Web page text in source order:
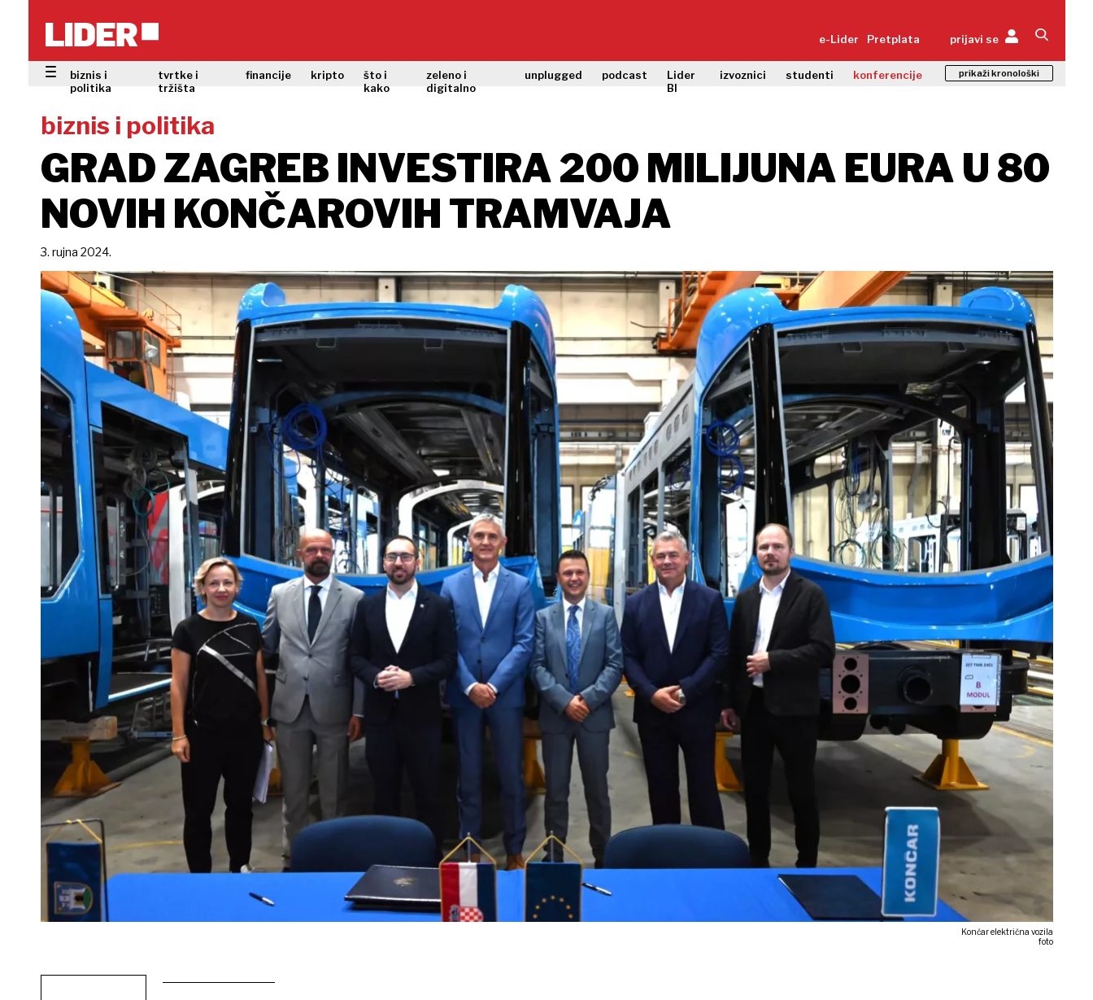
e-Lider Pretplata prijavi se
biznis i
politika
tvrtke i
tržišta
financije kripto
što i
kako
zeleno i
digitalno
unplugged podcast
Lider
BI
izvoznici studenti konferencije prikaži kronološki
biznis i politika
GRAD ZAGREB INVESTIRA 200 MILIJUNA EURA U 80
NOVIH KONČAROVIH TRAMVAJA
3. rujna 2024.
Končar električna vozila
foto